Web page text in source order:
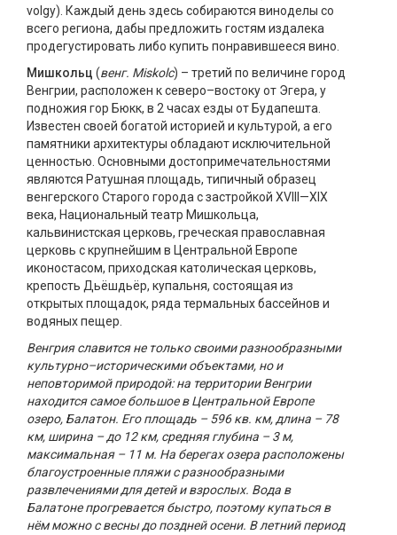
volgy). Каждый день здесь собираются виноделы со
всего региона, дабы предложить гостям издалека
продегустировать либо купить понравившееся вино.
Мишкольц (венг. Miskolc) – третий по величине город
Венгрии, расположен к северо–востоку от Эгера, у
подножия гор Бюкк, в 2 часах езды от Будапешта.
Известен своей богатой историей и культурой, а его
памятники архитектуры обладают исключительной
ценностью. Основными достопримечательностями
являются Ратушная площадь, типичный образец
венгерского Старого города с застройкой XVIII—XIX
века, Национальный театр Мишкольца,
кальвинистская церковь, греческая православная
церковь с крупнейшим в Центральной Европе
иконостасом, приходская католическая церковь,
крепость Дьёшдьёр, купальня, состоящая из
открытых площадок, ряда термальных бассейнов и
водяных пещер.
Венгрия славится не только своими разнообразными
культурно–историческими объектами, но и
неповторимой природой: на территории Венгрии
находится самое большое в Центральной Европе
озеро, Балатон. Его площадь – 596 кв. км, длина – 78
км, ширина – до 12 км, средняя глубина – 3 м,
максимальная – 11 м. На берегах озера расположены
благоустроенные пляжи с разнообразными
развлечениями для детей и взрослых. Вода в
Балатоне прогревается быстро, поэтому купаться в
нём можно с весны до поздней осени. В летний период